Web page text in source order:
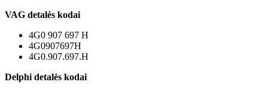
VAG detalės kodai
4G0 907 697 H
4G0907697H
4G0.907.697.H
Delphi detalės kodai